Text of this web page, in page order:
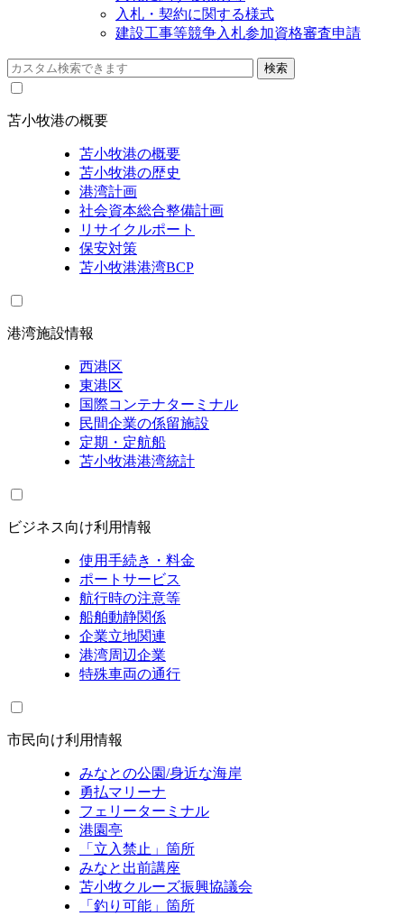
入札・契約に関する様式
建設工事等競争入札参加資格審査申請
苫小牧港の概要
苫小牧港の概要
苫小牧港の歴史
港湾計画
社会資本総合整備計画
リサイクルポート
保安対策
苫小牧港港湾BCP
港湾施設情報
西港区
東港区
国際コンテナターミナル
民間企業の係留施設
定期・定航船
苫小牧港港湾統計
ビジネス向け利用情報
使用手続き・料金
ポートサービス
航行時の注意等
船舶動静関係
企業立地関連
港湾周辺企業
特殊車両の通行
市民向け利用情報
みなとの公園/身近な海岸
勇払マリーナ
フェリーターミナル
港園亭
「立入禁止」箇所
みなと出前講座
苫小牧クルーズ振興協議会
「釣り可能」箇所